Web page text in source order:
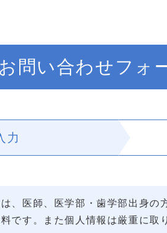
問い合わせフォ
力
、医師、医学部・歯学部出身の
です。また個人情報は厳重に取